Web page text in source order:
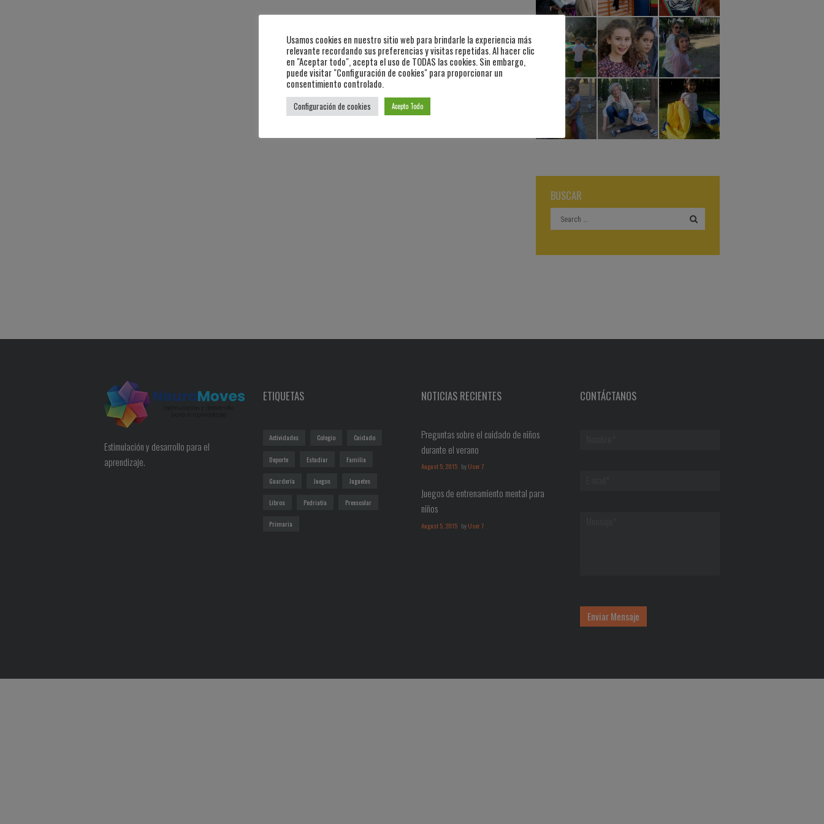
BUSCAR
Estimulación y desarrollo para el
aprendizaje.
ETIQUETAS
Actividades Colegio Cuidado
Deporte Estudiar Familia
Guardería Juegos Juguetes
Libros Pedriatía Preescolar
Primaria
NOTICIAS RECIENTES
Preguntas sobre el cuidado de niños
durante el verano
August 5, 2015 byUser 7
Juegos de entrenamiento mental para
niños
August 5, 2015 byUser 7
CONTÁCTANOS
Usamos cookies en nuestro sitio web para brindarle la experiencia más
relevante recordando sus preferencias y visitas repetidas. Al hacer clic
en "Aceptar todo", acepta el uso de TODAS las cookies. Sin embargo,
puede visitar "Configuración de cookies" para proporcionar un
consentimiento controlado.
Configuración de cookies Acepto Todo